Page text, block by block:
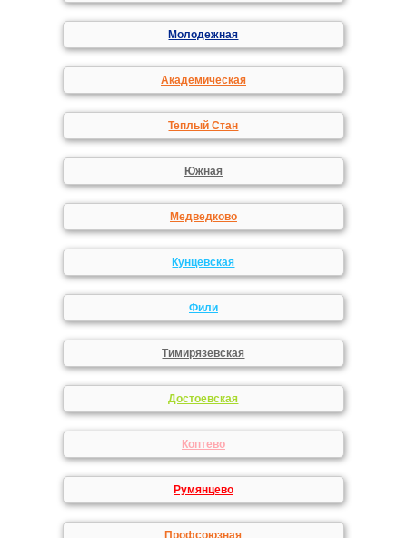
Молодежная
Академическая
Теплый Стан
Южная
Медведково
Кунцевская
Фили
Тимирязевская
Достоевская
Коптево
Румянцево
Профсоюзная